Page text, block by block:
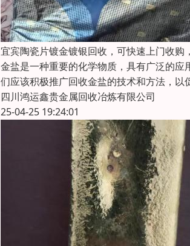
宜宾陶瓷片镀金镀银回收，可快速上门收购
金盐是一种重要的化学物质，具有广泛的
们应该积极推广回收金盐的技术和方法，
四川鸿运鑫贵金属回收冶炼有限公司
25-04-25 19:24:01